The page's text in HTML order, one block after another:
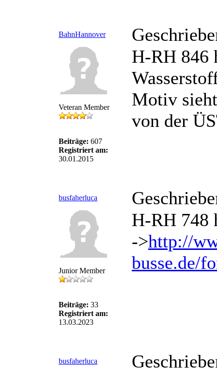
BahnHannover
Veteran Member
Beiträge: 607
Registriert am:
30.01.2015
H-RH 846
Motiv
von der
busfaherluca
Junior Member
Beiträge: 33
Registriert am:
13.03.2023
H-RH 748
->http://
busse.de/
busfaherluca